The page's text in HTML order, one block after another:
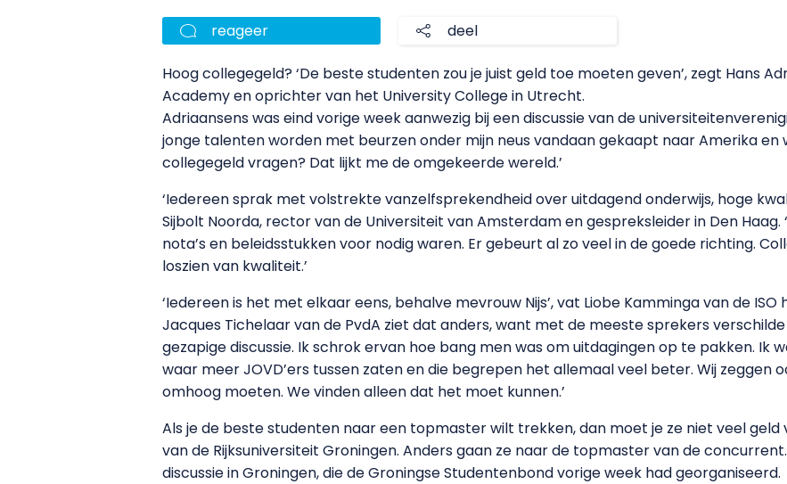
reageer deel
Hoog collegegeld? ‘De beste studenten zou je juist geld toe moeten geven’, zegt Hans
Academy en oprichter van het University College in Utrecht.
Adriaansens was eind vorige week aanwezig bij een discussie van de
jonge talenten worden met beurzen onder mijn neus vandaan gekaapt naar Amerika en
collegegeld vragen? Dat lijkt me de omgekeerde wereld.’
‘Iedereen sprak met volstrekte vanzelfsprekendheid over uitdagend onderwijs, hoge
Sijbolt Noorda, rector van de Universiteit van Amsterdam en gespreksleider in Den
nota’s en beleidsstukken voor nodig waren. Er gebeurt al zo veel in de goede richting.
loszien van kwaliteit.’
‘Iedereen is het met elkaar eens, behalve mevrouw Nijs’, vat Liobe Kamminga van de
Jacques Tichelaar van de PvdA ziet dat anders, want met de meeste sprekers verschilde
gezapige discussie. Ik schrok ervan hoe bang men was om uitdagingen op te pakken. Ik
waar meer JOVD’ers tussen zaten en die begrepen het allemaal veel beter. Wij zeggen
omhoog moeten. We vinden alleen dat het moet kunnen.’
Als je de beste studenten naar een topmaster wilt trekken, dan moet je ze niet veel geld
van de Rijksuniversiteit Groningen. Anders gaan ze naar de topmaster van de
discussie in Groningen, die de Groningse Studentenbond vorige week had georganiseerd.